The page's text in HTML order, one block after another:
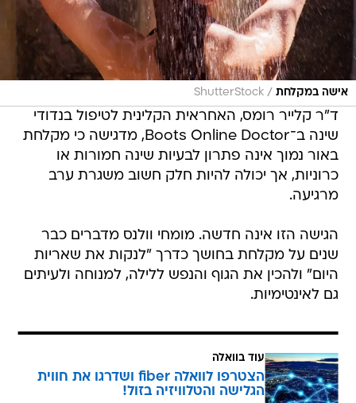
אישה במקלחת /
ShutterStock
ד"ר קלייר רומס, האחראית הקלינית לטיפול בנדודי
שינה ב־Boots Online Doctor, מדגישה כי מקלחת
באור נמוך אינה פתרון לבעיות שינה חמורות או
כרוניות, אך יכולה להיות חלק חשוב משגרת ערב
מרגיעה.
הגישה הזו אינה חדשה. מומחי וולנס מדברים כבר
שנים על מקלחת בחושך כדרך "לנקות את שאריות
היום" ולהכין את הגוף והנפש ללילה, למנוחה ולעיתים
גם לאינטימיות.
עוד בוואלה
הצטרפו לוואלה fiber ושדרגו את חווית
הגלישה והטלוויזיה בזול!